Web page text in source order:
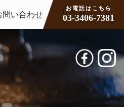
問い合わせ
お電話はこちら
03-3406-7381